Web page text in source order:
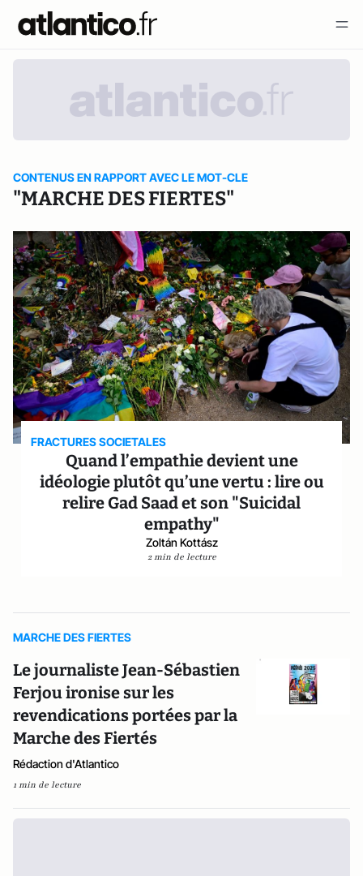
CONTENUS EN RAPPORT AVEC LE MOT-CLE
"MARCHE DES FIERTES"
FRACTURES SOCIETALES
Quand l’empathie devient une
idéologie plutôt qu’une vertu : lire ou
relire Gad Saad et son "Suicidal
empathy"
Zoltán Kottász
2 min de lecture
MARCHE DES FIERTES
Le journaliste Jean-Sébastien
Ferjou ironise sur les
revendications portées par la
Marche des Fiertés
Rédaction d'Atlantico
1 min de lecture